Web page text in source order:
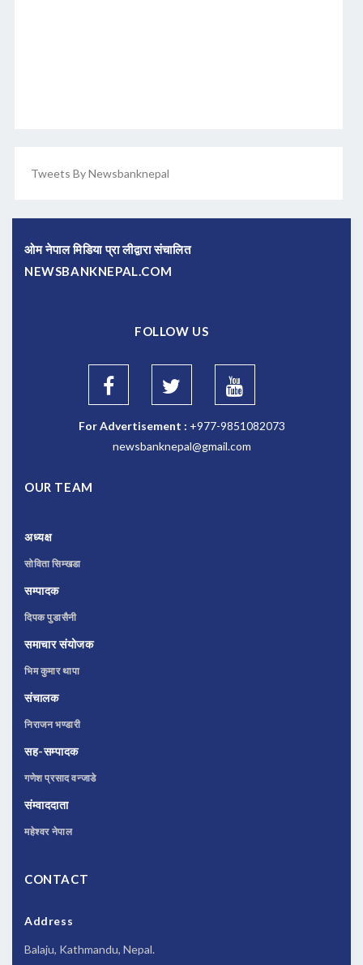
Tweets By Newsbanknepal
ओम नेपाल मिडिया प्रा लीद्वारा संचालित
NEWSBANKNEPAL.COM
FOLLOW US
For Advertisement : +977-9851082073
newsbanknepal@gmail.com
OUR TEAM
अध्यक्ष
सोविता सिम्खडा
सम्पादक
दिपक पुडासैनी
समाचार संयोजक
भिम कुमार थापा
संचालक
निराजन भण्डारी
सह-सम्पादक
गणेश प्रसाद वन्जाडे
संम्वाददाता
महेश्वर नेपाल
CONTACT
Address
Balaju, Kathmandu, Nepal.